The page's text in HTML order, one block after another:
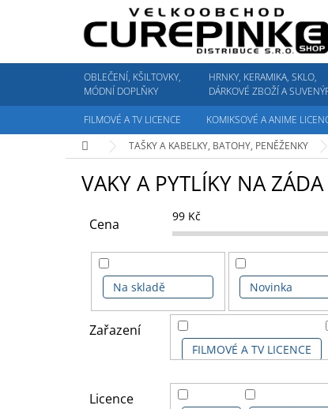
OBLEČENÍ, KŠILTOVKY,
MÓDNÍ DOPLŇKY
HRNKY, KERAMIKA, SKLO,
DÁRKOVÉ ZBOŽÍ A
FILMOVÉ A TV LICENCE KOMIKSOVÉ A ANIME
Domů
TAŠKY A KABELKY, BATOHY, PENĚŽENKY
VAKY A PYTLÍKY NA ZÁDA
Cena 99 Kč
Na skladě Novinka
Zařazení
FILMOVÉ A TV LICENCE
KOMIKSOVÉ A ANIME
Licence